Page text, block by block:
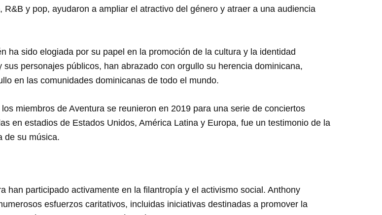
y pop, ayudaron a ampliar el atractivo del género y atraer a una audiencia
ha sido elogiada por su papel en la promoción de la cultura y la identidad
personajes públicos, han abrazado con orgullo su herencia dominicana,
en las comunidades dominicanas de todo el mundo.
miembros de Aventura se reunieron en 2019 para una serie de conciertos
en estadios de Estados Unidos, América Latina y Europa, fue un testimonio de la
de su música.
han participado activamente en la filantropía y el activismo social. Anthony
esfuerzos caritativos, incluidas iniciativas destinadas a promover la